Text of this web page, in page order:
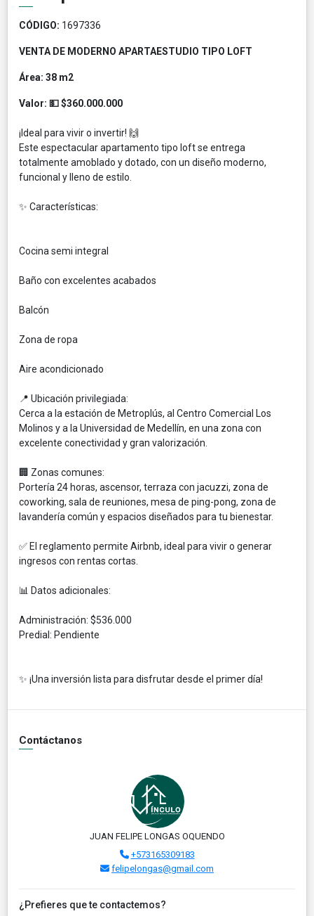
CÓDIGO: 1697336
VENTA DE MODERNO APARTAESTUDIO TIPO LOFT
Área: 38 m2
Valor: 💵 $360.000.000
¡Ideal para vivir o invertir! 🙌
Este espectacular apartamento tipo loft se entrega
totalmente amoblado y dotado, con un diseño moderno,
funcional y lleno de estilo.
✨ Características:
Cocina semi integral
Baño con excelentes acabados
Balcón
Zona de ropa
Aire acondicionado
📍 Ubicación privilegiada:
Cerca a la estación de Metroplús, al Centro Comercial Los
Molinos y a la Universidad de Medellín, en una zona con
excelente conectividad y gran valorización.
🏢 Zonas comunes:
Portería 24 horas, ascensor, terraza con jacuzzi, zona de
coworking, sala de reuniones, mesa de ping-pong, zona de
lavandería común y espacios diseñados para tu bienestar.
✅ El reglamento permite Airbnb, ideal para vivir o generar
ingresos con rentas cortas.
📊 Datos adicionales:
Administración: $536.000
Predial: Pendiente
✨ ¡Una inversión lista para disfrutar desde el primer día!
Contáctanos
JUAN FELIPE LONGAS OQUENDO
+573165309183
felipelongas@gmail.com
¿Prefieres que te contactemos?